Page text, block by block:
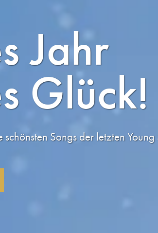
Jahr
Glück!
schönsten Songs der letzten